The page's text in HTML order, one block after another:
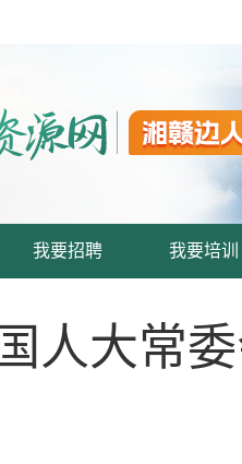
我要招聘 我要培训
人大常